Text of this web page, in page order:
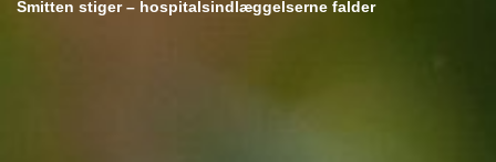
Smitten stiger – hospitalsindlæggelserne falder